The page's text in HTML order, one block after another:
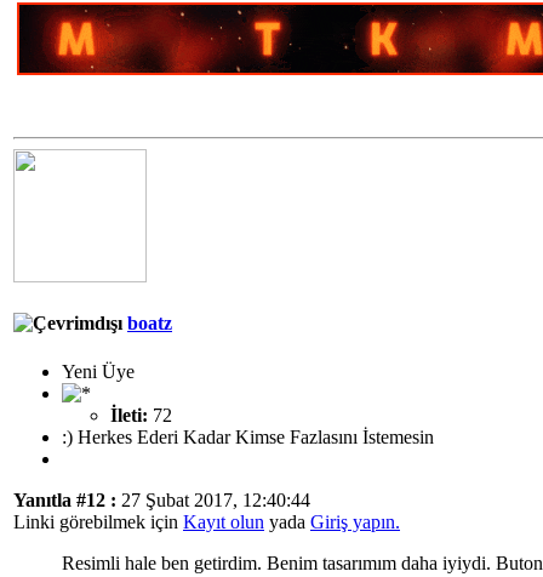
boatz
Yeni Üye
İleti: 72
:) Herkes Ederi Kadar Kimse Fazlasını İstemesin
Yanıtla #12 : 27 Şubat 2017, 12:40:44
Linki görebilmek için Kayıt olun yada Giriş yapın.
Resimli hale ben getirdim. Benim tasarımım daha iyiydi. Buton